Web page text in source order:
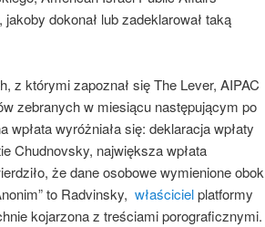
dokonał lub zadeklarował taką
z którymi zapoznał się The Lever, AIPAC
zebranych w miesiącu następującym po
wyróżniała się: deklaracja wpłaty
Chudnovsky, największa wpłata
że dane osobowe wymienione obok
to Radvinsky, właścicielplatformy
kojarzona z treściami porograficznymi.